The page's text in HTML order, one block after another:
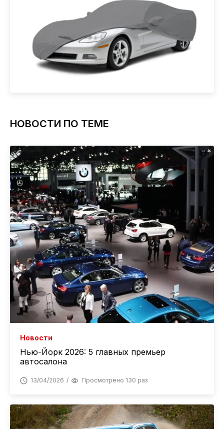
НОВОСТИ ПО ТЕМЕ
Новости
Нью-Йорк 2026: 5 главных премьер
автосалона
13/04/2026 Просмотрено 130 раз